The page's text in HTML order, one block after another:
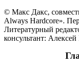
© Макс Дакс,
Always Hardcore».
Литературный
консультант: